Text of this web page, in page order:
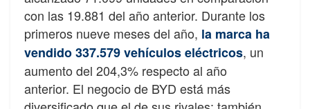
con las 19.881 del año anterior. Durante los
primeros nueve meses del año, la marca ha
vendido 337.579 vehículos eléctricos, un
aumento del 204,3% respecto al año
anterior. El negocio de BYD está más